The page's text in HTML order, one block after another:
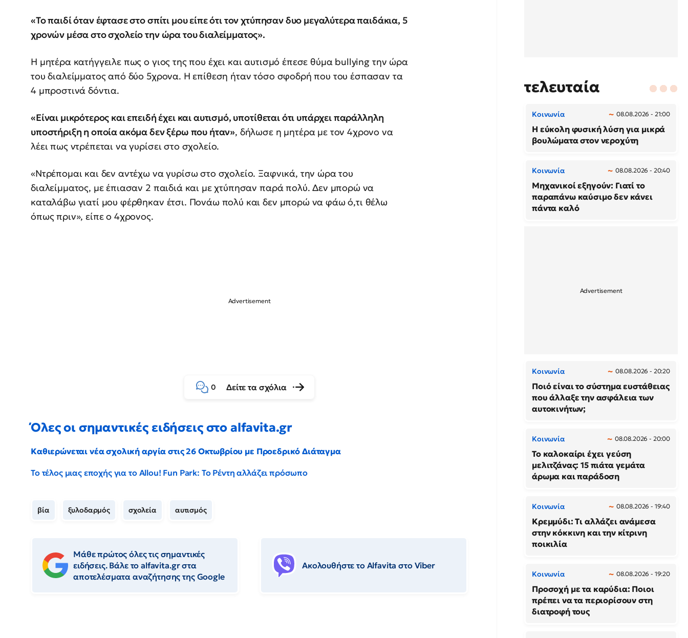
«Το παιδί όταν έφτασε στο σπίτι μου είπε ότι τον χτύπησαν δυο μεγαλύτερα παιδάκια, 5
χρονών μέσα στο σχολείο την ώρα του διαλείμματος».
Η μητέρα κατήγγειλε πως ο γιος της που έχει και αυτισμό έπεσε θύμα bullying την ώρα
του διαλείμματος από δύο 5χρονα. Η επίθεση ήταν τόσο σφοδρή που του έσπασαν τα
4 μπροστινά δόντια.
«Είναι μικρότερος και επειδή έχει και αυτισμό, υποτίθεται ότι υπάρχει παράλληλη
υποστήριξη η οποία ακόμα δεν ξέρω που ήταν», δήλωσε η μητέρα με τον 4χρονο να
λέει πως ντρέπεται να γυρίσει στο σχολείο.
«Ντρέπομαι και δεν αντέχω να γυρίσω στο σχολείο. Ξαφνικά, την ώρα του
διαλείμματος, με έπιασαν 2 παιδιά και με χτύπησαν παρά πολύ. Δεν μπορώ να
καταλάβω γιατί μου φέρθηκαν έτσι. Πονάω πολύ και δεν μπορώ να φάω ό,τι θέλω
όπως πριν», είπε ο 4χρονος.
0 Δείτε τα σχόλια
Όλες οι σημαντικές ειδήσεις στο alfavita.gr
Καθιερώνεται νέα σχολική αργία στις 26 Οκτωβρίου με Προεδρικό Διάταγμα
Το τέλος μιας εποχής για το Allou! Fun Park: Το Ρέντη αλλάζει πρόσωπο
βία ξυλοδαρμός σχολεία αυτισμός
Μάθε πρώτος όλες τις σημαντικές
ειδήσεις. Βάλε το alfavita.gr στα
αποτελέσματα αναζήτησης της Google
Ακολουθήστε το Αlfavita στο Viber
τελευταία
Κοινωνία 08.08.2026 - 21:00
Η εύκολη φυσική λύση για μικρά
βουλώματα στον νεροχύτη
Κοινωνία 08.08.2026 - 20:40
Μηχανικοί εξηγούν: Γιατί το
παραπάνω καύσιμο δεν κάνει
πάντα καλό
Κοινωνία 08.08.2026 - 20:20
Ποιό είναι το σύστημα ευστάθειας
που άλλαξε την ασφάλεια των
αυτοκινήτων;
Κοινωνία 08.08.2026 - 20:00
Το καλοκαίρι έχει γεύση
μελιτζάνας: 15 πιάτα γεμάτα
άρωμα και παράδοση
Κοινωνία 08.08.2026 - 19:40
Κρεμμύδι: Τι αλλάζει ανάμεσα
στην κόκκινη και την κίτρινη
ποικιλία
Κοινωνία 08.08.2026 - 19:20
Προσοχή με τα καρύδια: Ποιοι
πρέπει να τα περιορίσουν στη
διατροφή τους